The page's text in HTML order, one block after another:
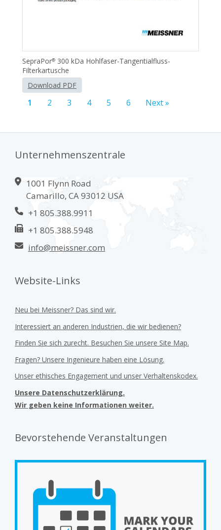
SepraPor® 300 kDa Hohlfaser-Tangentialfluss-
Filterkartusche
Download PDF
1 2 3 4 5 6 Next »
Unternehmenszentrale
1001 Flynn Road
Camarillo, CA 93012 USA
+1 805.388.9911
+1 805.388.5948
info@meissner.com
Website-Links
Neu bei Meissner? Das sind wir.
Interessiert an anderen Industrien, die wir bedienen?
Finden Sie sich zurecht. Besuchen Sie unsere Site Map.
Fragen? Unsere Ingenieure haben eine Lösung.
Unser ethisches Engagement und unser Verhaltenskodex.
Unsere Datenschutzerklärung.
Wir geben keine Informationen weiter.
Bevorstehende Veranstaltungen